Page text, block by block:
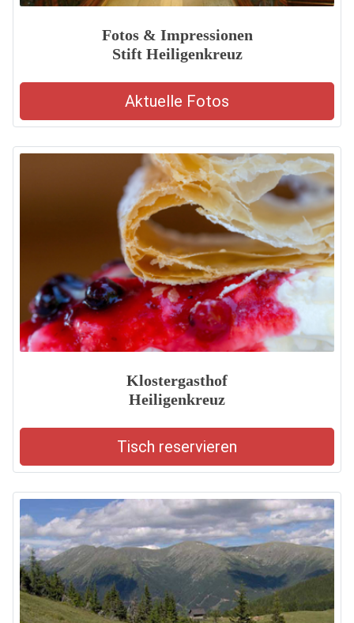
Fotos & Impressionen
Stift Heiligenkreuz
Aktuelle Fotos
Klostergasthof
Heiligenkreuz
Tisch reservieren